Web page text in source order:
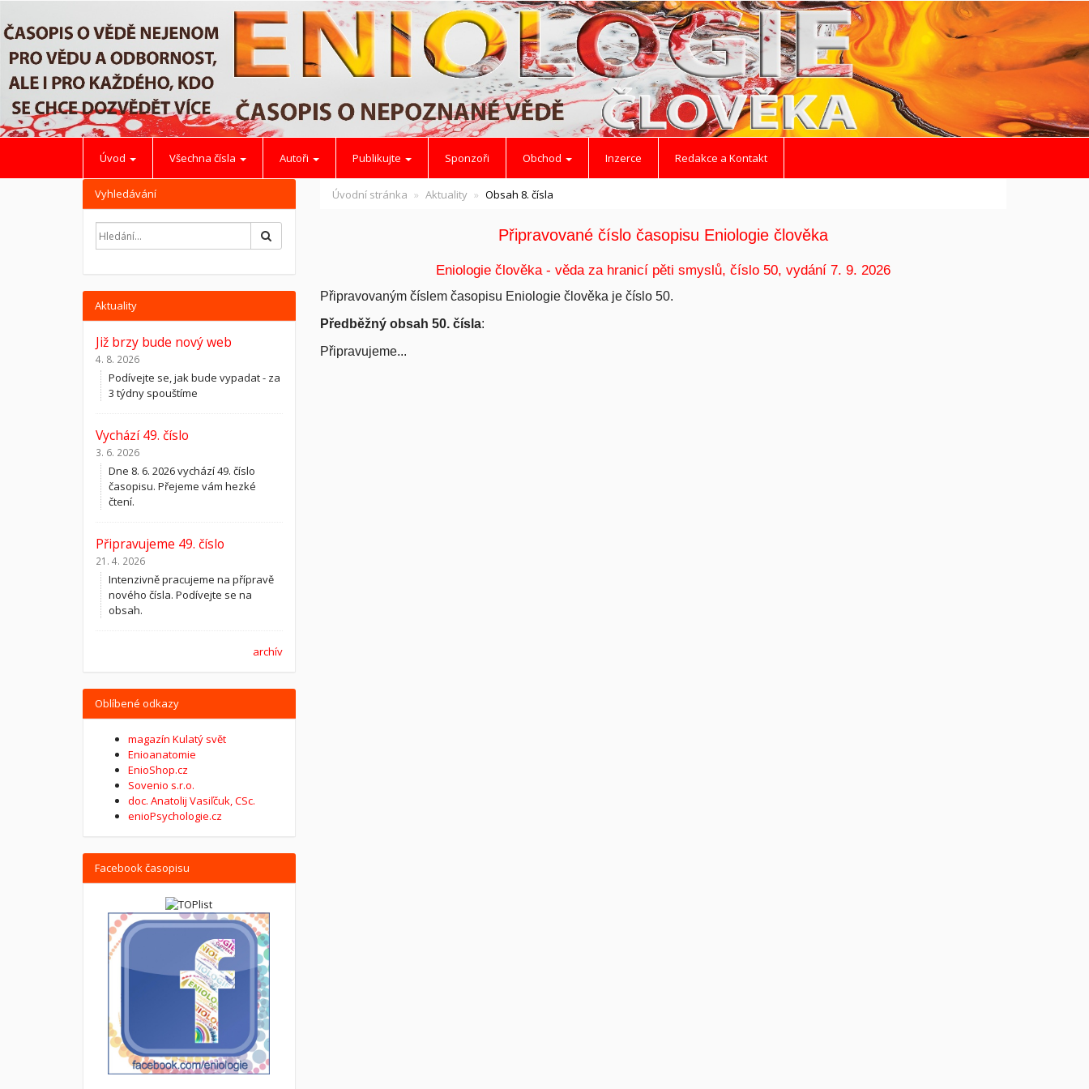
Úvod Všechna čísla Autoři Publikujte Sponzoři Obchod Inzerce Redakce a Kontakt
Úvodní stránka Aktuality Obsah 8. čísla
Připravované číslo časopisu Eniologie člověka
Eniologie člověka - věda za hranicí pěti smyslů, číslo 50, vydání 7. 9. 2026
Připravovaným číslem časopisu Eniologie člověka je číslo 50.
Předběžný obsah 50. čísla:
Připravujeme...
Vyhledávání
Aktuality
Již brzy bude nový web
4. 8. 2026
Podívejte se, jak bude vypadat - za
3 týdny spouštíme
Vychází 49. číslo
3. 6. 2026
Dne 8. 6. 2026 vychází 49. číslo
časopisu. Přejeme vám hezké
čtení.
Připravujeme 49. číslo
21. 4. 2026
Intenzivně pracujeme na přípravě
nového čísla. Podívejte se na
obsah.
archív
Oblíbené odkazy
magazín Kulatý svět
Enioanatomie
EnioShop.cz
Sovenio s.r.o.
doc. Anatolij Vasiľčuk, CSc.
enioPsychologie.cz
Facebook časopisu